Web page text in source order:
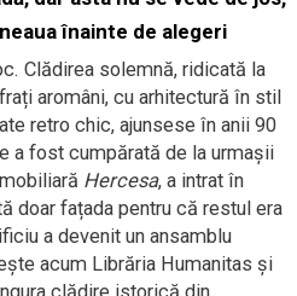
înainte de alegeri
Clădirea solemnă, ridicată la
aromâni, cu arhitectură în stil
retro chic, ajunsese în anii 90
a fost cumpărată de la urmașii
Hercesa, a intrat în
doar fațada pentru că restul era
a devenit un ansamblu
acum Librăria Humanitas și
clădire istorică din